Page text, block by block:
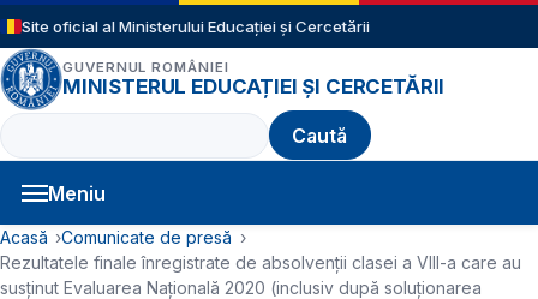
Sari la conținutul principal
Site oficial al Ministerului Educației și Cercetării
GUVERNUL ROMÂNIEI
MINISTERUL EDUCAȚIEI ȘI CERCETĂRII
Caută
Meniu
Navigație principală
Cale de navigare
Acasă
Comunicate de presă
Rezultatele finale înregistrate de absolvenții clasei a VIII-a care au
susținut Evaluarea Națională 2020 (inclusiv după soluționarea